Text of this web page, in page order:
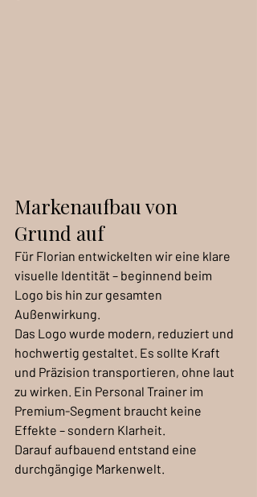
Markenaufbau von
Grund auf
Für Florian entwickelten wir eine klare
visuelle Identität – beginnend beim
Logo bis hin zur gesamten
Außenwirkung.
Das Logo wurde modern, reduziert und
hochwertig gestaltet. Es sollte Kraft
und Präzision transportieren, ohne laut
zu wirken. Ein Personal Trainer im
Premium-Segment braucht keine
Effekte – sondern Klarheit.
Darauf aufbauend entstand eine
durchgängige Markenwelt.